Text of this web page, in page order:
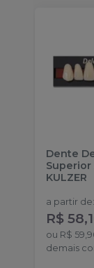
Dente
KULZER
a partir de:
R$
ou R$
demais